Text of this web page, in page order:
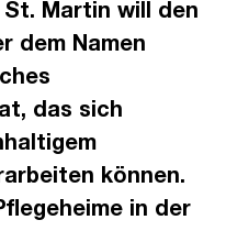
Martin will den
dem Namen
das sich
können.
in der